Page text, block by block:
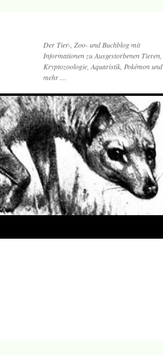
Der Tier-, Zoo- und Buchblog mit
Informationen zu Ausgestorbenen Tieren,
Kryptozoologie, Aquaristik, Pokémon und
mehr …